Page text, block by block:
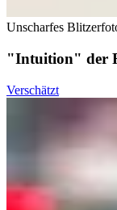
Unscharfes
"Intuition" der
Verschätzt